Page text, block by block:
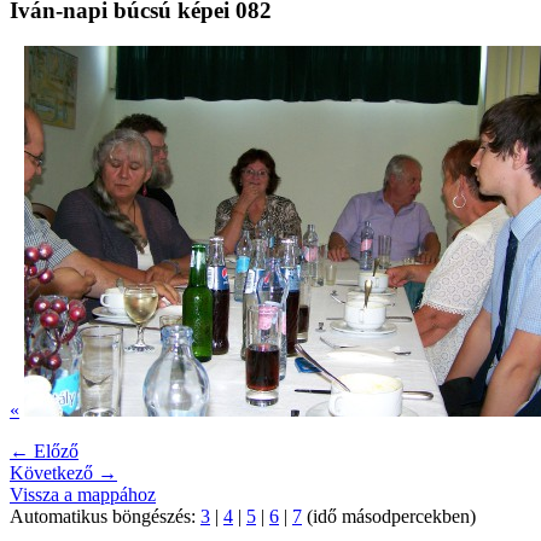
Iván-napi búcsú képei 082
«
← Előző
Következő →
Vissza a mappához
Automatikus böngészés: 3 | 4 | 5 | 6 | 7 (idő másodpercekben)